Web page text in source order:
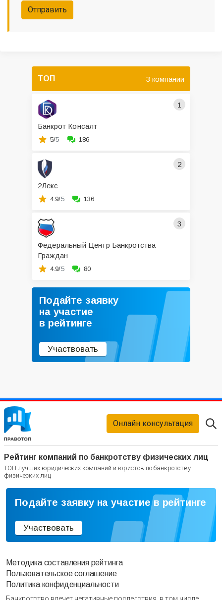
Отправить
ТОП 3 компании
1
Банкрот Консалт
5/5 186
2
2Лекс
4.9/5 136
3
Федеральный Центр Банкротства
Граждан
4.9/5 80
Подайте заявку
на участие
в рейтинге
Участвовать
Рейтинг компаний по банкротству физических лиц
ТОП лучших юридических компаний и юристов по банкротству
физических лиц
Онлайн консультация
Подайте заявку на участие в рейтинге
Участвовать
Методика составления рейтинга
Пользовательское соглашение
Политика конфиденциальности
Банкротство влечет негативные последствия, в том числе